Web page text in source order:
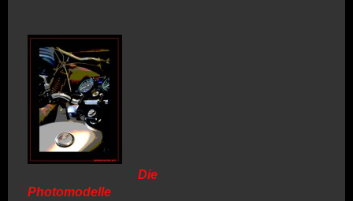
Die
Photomodelle